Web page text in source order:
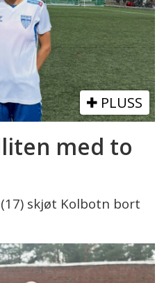
PLUSS
med to
skjøt Kolbotn bort